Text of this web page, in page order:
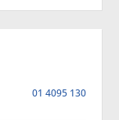
01 4095 130